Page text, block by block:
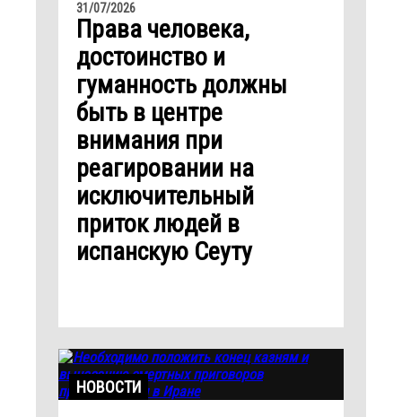
31/07/2026
Права человека,
достоинство и
гуманность должны
быть в центре
внимания при
реагировании на
исключительный
приток людей в
испанскую Сеуту
НОВОСТИ